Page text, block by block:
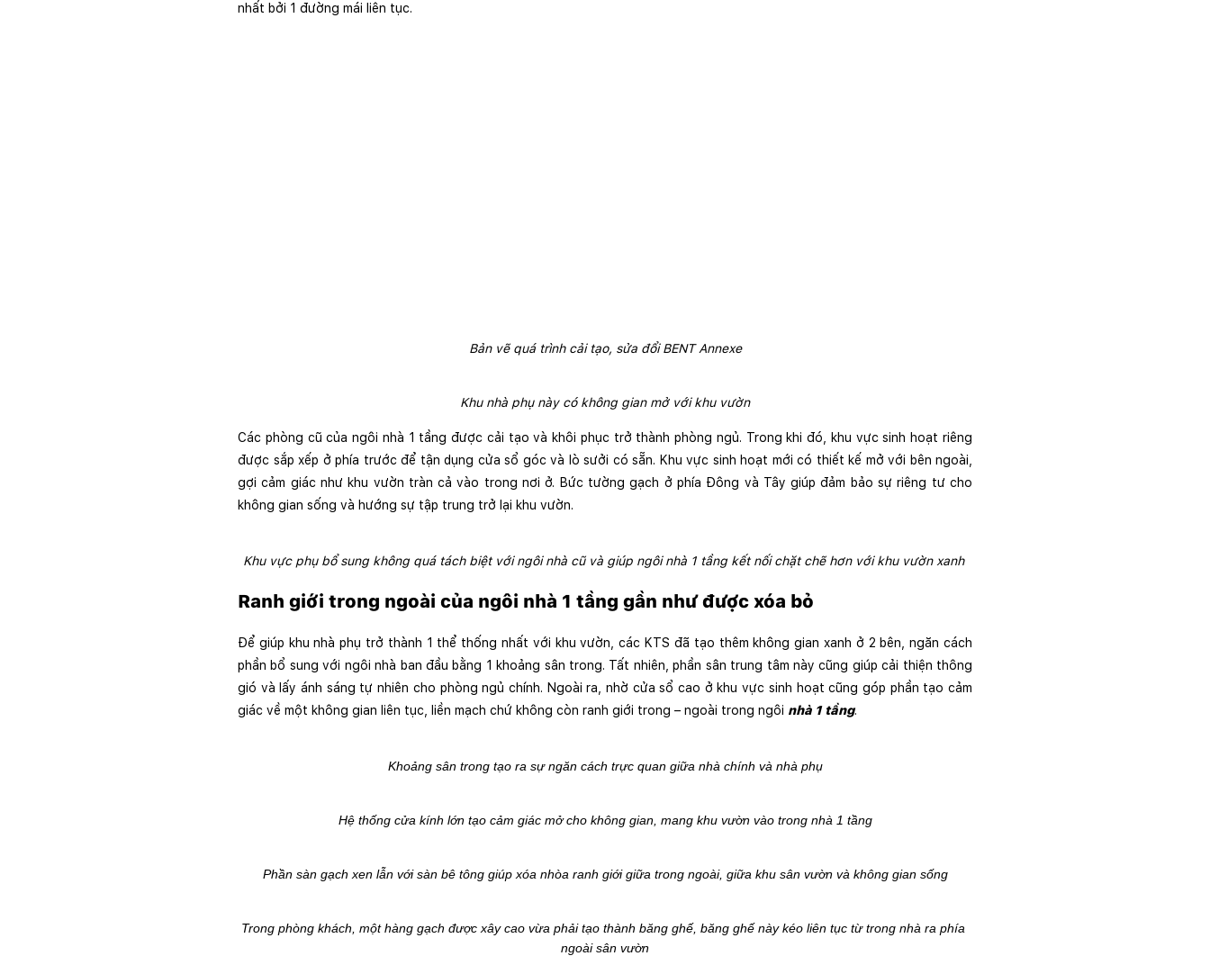
nhất bởi 1 đường mái liên tục.
Bản vẽ quá trình cải tạo, sửa đổi BENT Annexe
Khu nhà phụ này có không gian mở với khu vườn
Các phòng cũ của ngôi nhà 1 tầng được cải tạo và khôi phục trở thành phòng ngủ. Trong khi đó, khu vực sinh hoạt riêng
được sắp xếp ở phía trước để tận dụng cửa sổ góc và lò sưởi có sẵn. Khu vực sinh hoạt mới có thiết kế mở với bên ngoài,
gợi cảm giác như khu vườn tràn cả vào trong nơi ở. Bức tường gạch ở phía Đông và Tây giúp đảm bảo sự riêng tư cho
không gian sống và hướng sự tập trung trở lại khu vườn.
Khu vực phụ bổ sung không quá tách biệt với ngôi nhà cũ và giúp ngôi nhà 1 tầng kết nối chặt chẽ hơn với khu vườn xanh
Ranh giới trong ngoài của ngôi nhà 1 tầng gần như được xóa bỏ
Để giúp khu nhà phụ trở thành 1 thể thống nhất với khu vườn, các KTS đã tạo thêm không gian xanh ở 2 bên, ngăn cách
phần bổ sung với ngôi nhà ban đầu bằng 1 khoảng sân trong. Tất nhiên, phần sân trung tâm này cũng giúp cải thiện thông
gió và lấy ánh sáng tự nhiên cho phòng ngủ chính. Ngoài ra, nhờ cửa sổ cao ở khu vực sinh hoạt cũng góp phần tạo cảm
giác về một không gian liên tục, liền mạch chứ không còn ranh giới trong – ngoài trong ngôi nhà 1 tầng.
Khoảng sân trong tạo ra sự ngăn cách trực quan giữa nhà chính và nhà phụ
Hệ thống cửa kính lớn tạo cảm giác mở cho không gian, mang khu vườn vào trong nhà 1 tầng
Phần sàn gạch xen lẫn với sàn bê tông giúp xóa nhòa ranh giới giữa trong ngoài, giữa khu sân vườn và không gian sống
Trong phòng khách, một hàng gạch được xây cao vừa phải tạo thành băng ghế, băng ghế này kéo liên tục từ trong nhà ra phía
ngoài sân vườn